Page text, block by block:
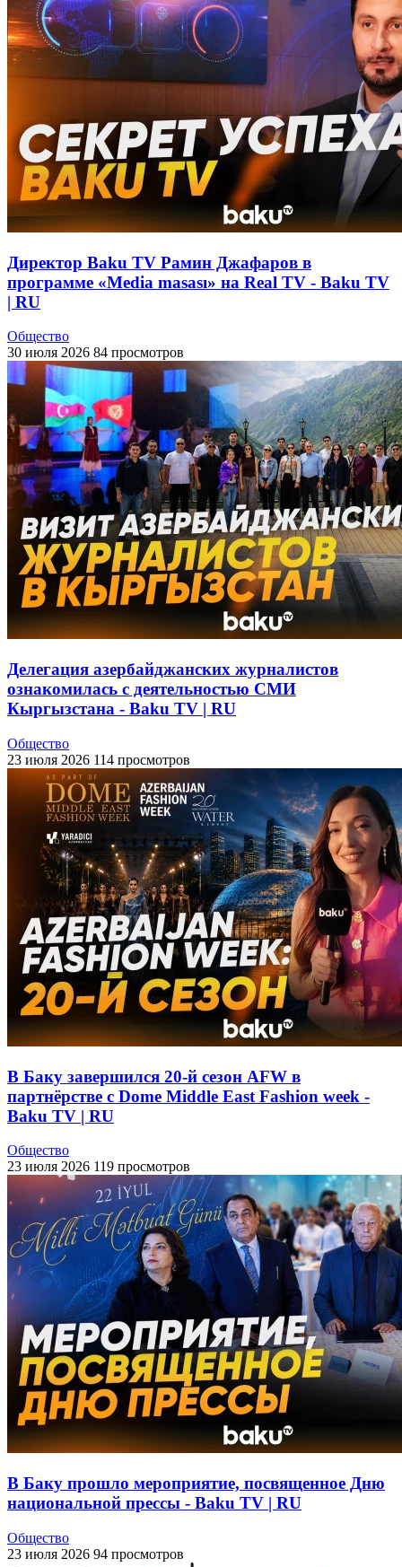
Директор Baku TV Рамин Джафаров в
программе «Media masası» на Real TV - Baku TV
| RU
Общество
30 июля 2026 84 просмотров
Делегация азербайджанских журналистов
ознакомилась с деятельностью СМИ
Кыргызстана - Baku TV | RU
Общество
23 июля 2026 114 просмотров
В Баку завершился 20-й сезон AFW в
партнёрстве с Dome Middle East Fashion week -
Baku TV | RU
Общество
23 июля 2026 119 просмотров
В Баку прошло мероприятие, посвященное Дню
национальной прессы - Baku TV | RU
Общество
23 июля 2026 94 просмотров